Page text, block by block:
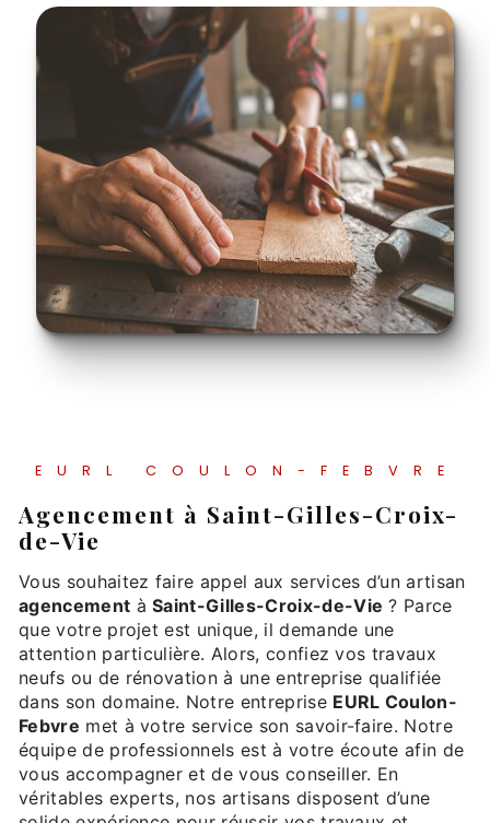
EURL COULON-FEBVRE
agencement à Saint-Gilles-Croix-
de-Vie
Vous souhaitez faire appel aux services d’un artisan
agencement àSaint-Gilles-Croix-de-Vie ? Parce
que votre projet est unique, il demande une
attention particulière. Alors, confiez vos travaux
neufs ou de rénovation à une entreprise qualifiée
dans son domaine. Notre entreprise EURL Coulon-
Febvre met à votre service son savoir-faire. Notre
équipe de professionnels est à votre écoute afin de
vous accompagner et de vous conseiller. En
véritables experts, nos artisans disposent d’une